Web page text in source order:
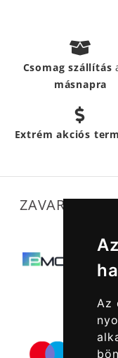
Az
Csomag szállítás
másnapra
Extrém akciós
ZAVARTALAN